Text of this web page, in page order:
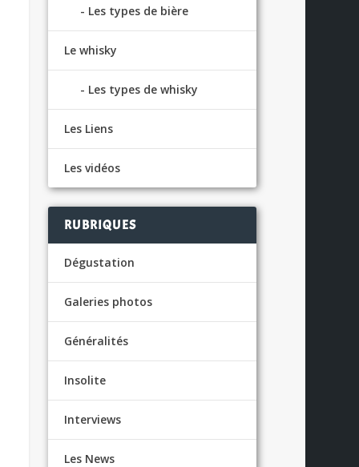
Les types de bière
Le whisky
Les types de whisky
Les Liens
Les vidéos
RUBRIQUES
Dégustation
Galeries photos
Généralités
Insolite
Interviews
Les News